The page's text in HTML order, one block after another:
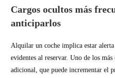
Cargos ocultos más
anticiparlos
Alquilar un coche implica estar
evidentes al reservar. Uno de los
adicional, que puede incrementar el